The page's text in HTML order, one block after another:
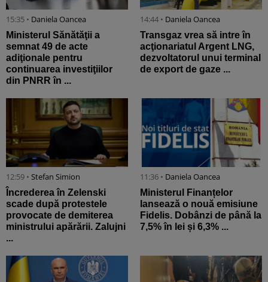
15:35 • Daniela Oancea
Ministerul Sănătăţii a
semnat 49 de acte
adiţionale pentru
continuarea investiţiilor
din PNRR în ...
14:44 • Daniela Oancea
Transgaz vrea să intre în
acţionariatul Argent LNG,
dezvoltatorul unui terminal
de export de gaze ...
12:59 • Stefan Simion
Încrederea în Zelenski
scade după protestele
provocate de demiterea
ministrului apărării. Zalujni
...
11:36 • Daniela Oancea
Ministerul Finanțelor
lansează o nouă emisiune
Fidelis. Dobânzi de până la
7,5% în lei și 6,3% ...